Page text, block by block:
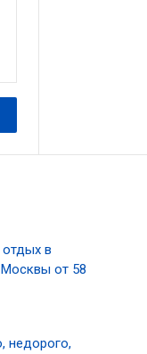
в
от 58
недорого,